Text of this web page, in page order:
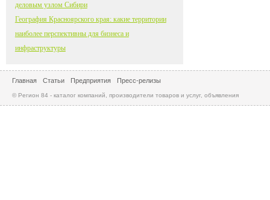
деловым узлом Сибири
География Красноярского края: какие территории
наиболее перспективны для бизнеса и
инфраструктуры
Главная Статьи Предприятия Пресс-релизы
© Регион 84 - каталог компаний, производители товаров и услуг, объявления